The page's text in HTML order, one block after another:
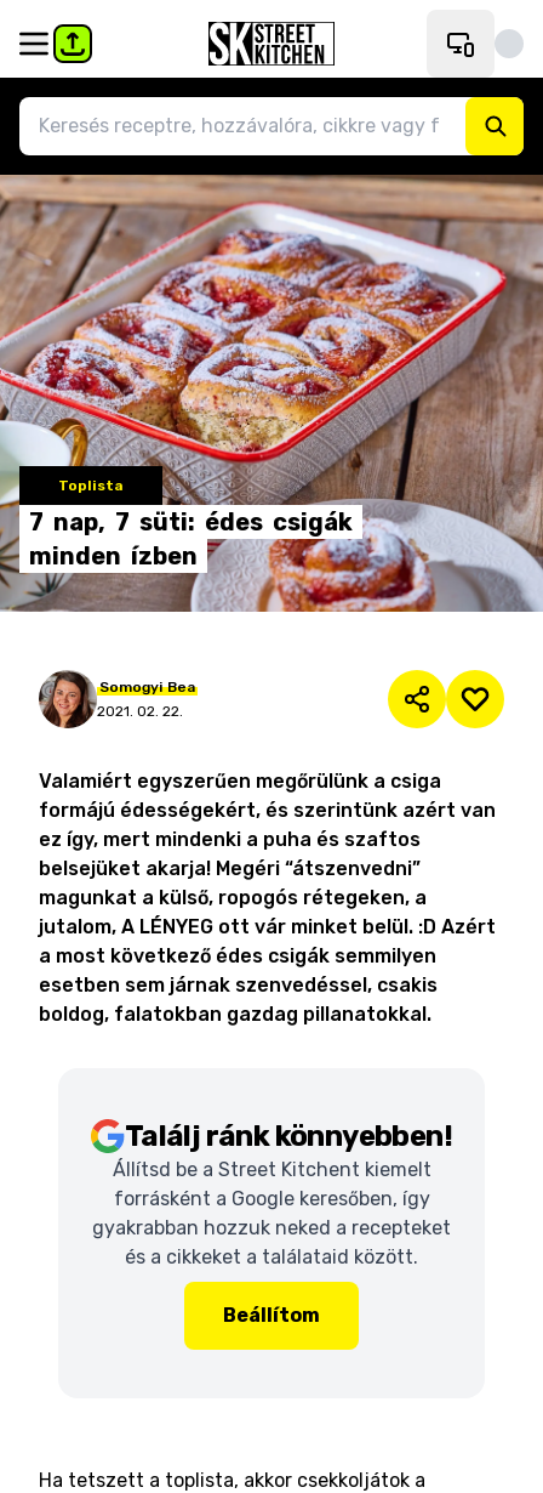
Toplista
7 nap, 7 süti: édes csigák
minden ízben
Somogyi Bea
2021. 02. 22.
Valamiért egyszerűen megőrülünk a csiga
formájú édességekért, és szerintünk azért van
ez így, mert mindenki a puha és szaftos
belsejüket akarja! Megéri “átszenvedni”
magunkat a külső, ropogós rétegeken, a
jutalom, A LÉNYEG ott vár minket belül. :D Azért
a most következő édes csigák semmilyen
esetben sem járnak szenvedéssel, csakis
boldog, falatokban gazdag pillanatokkal.
Találj ránk könnyebben!
Állítsd be a Street Kitchent kiemelt
forrásként a Google keresőben, így
gyakrabban hozzuk neked a recepteket
és a cikkeket a találataid között.
Beállítom
Ha tetszett a toplista, akkor csekkoljátok a